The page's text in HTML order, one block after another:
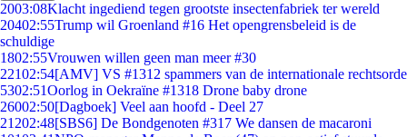
2003:08Klacht ingediend tegen grootste insectenfabriek ter wereld
20402:55Trump wil Groenland #16 Het opengrensbeleid is de
schuldige
1802:55Vrouwen willen geen man meer #30
22102:54[AMV] VS #1312 spammers van de internationale rechtsorde
5302:51Oorlog in Oekraïne #1318 Drone baby drone
26002:50[Dagboek] Veel aan hoofd - Deel 27
21202:48[SBS6] De Bondgenoten #317 We dansen de macaroni